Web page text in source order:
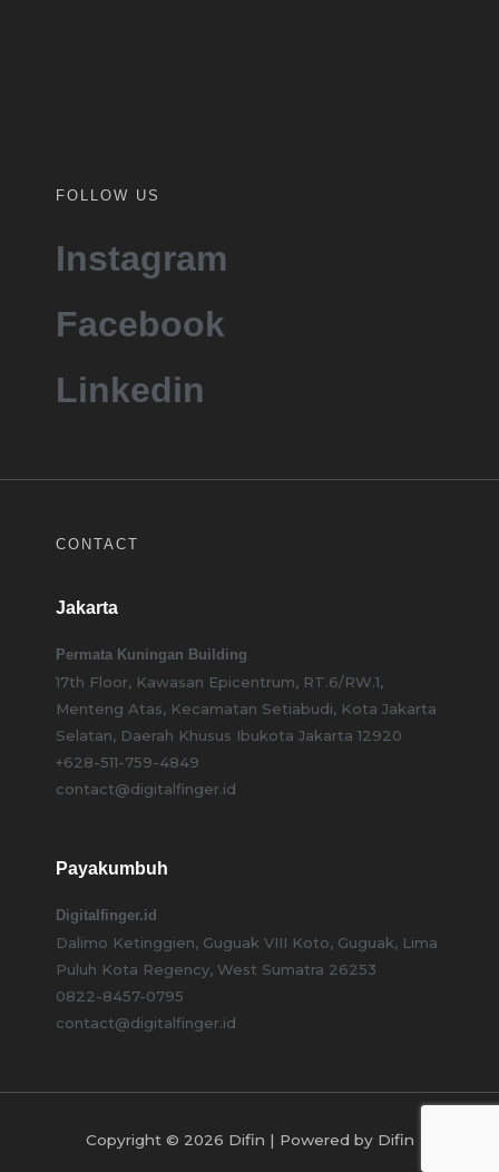
FOLLOW US
Instagram
Facebook
Linkedin
CONTACT
Jakarta
Permata Kuningan Building
17th Floor, Kawasan Epicentrum, RT.6/RW.1,
Menteng Atas, Kecamatan Setiabudi, Kota Jakarta
Selatan, Daerah Khusus Ibukota Jakarta 12920
+628-511-759-4849
contact@digitalfinger.id
Payakumbuh
Digitalfinger.id
Dalimo Ketinggien, Guguak VIII Koto, Guguak, Lima
Puluh Kota Regency, West Sumatra 26253
0822-8457-0795
contact@digitalfinger.id
Copyright © 2026 Difin | Powered by Difin